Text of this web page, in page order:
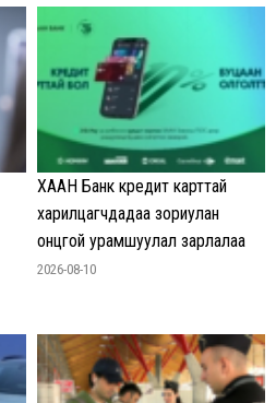
ХААН Банк кредит карттай
харилцагчдадаа зориулан
онцгой урамшуулал зарлалаа
2026-08-10